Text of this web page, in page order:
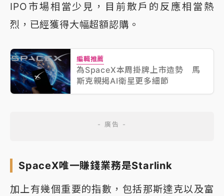
IPO市場相當少見，目前散戶的反應相當熱
烈，已經獲得大幅超額認購。
編輯推薦
為SpaceX本周掛牌上市造勢 馬
斯克親揭AI衛星更多細節
SpaceX唯一賺錢業務是Starlink
加上有幾個重要的指數，包括那斯達克以及富